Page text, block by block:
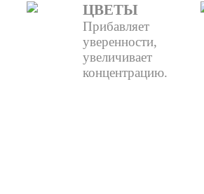
ЦВЕТЫ
Прибавляет
уверенности,
увеличивает
концентрацию.